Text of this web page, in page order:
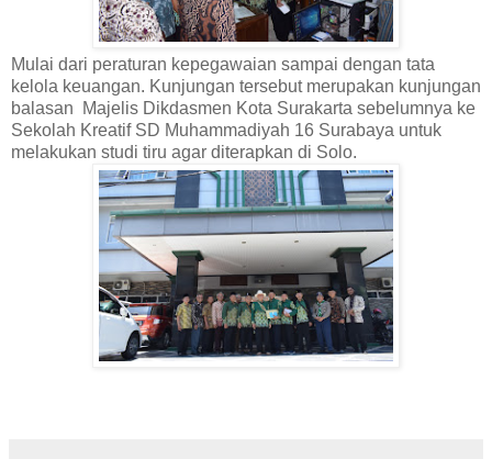
Mulai dari peraturan kepegawaian sampai dengan tata
kelola keuangan. Kunjungan tersebut merupakan kunjungan
balasan Majelis Dikdasmen Kota Surakarta sebelumnya ke
Sekolah Kreatif SD Muhammadiyah 16 Surabaya untuk
melakukan studi tiru agar diterapkan di Solo.